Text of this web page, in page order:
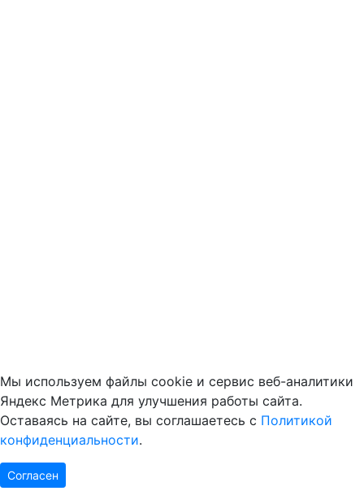
Мы используем файлы cookie и сервис веб-аналитики
Яндекс Метрика для улучшения работы сайта.
Оставаясь на сайте, вы соглашаетесь с Политикой
конфиденциальности.
Согласен